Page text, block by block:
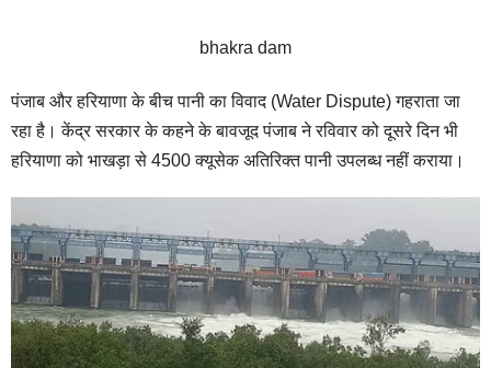
bhakra dam
पंजाब और हरियाणा के बीच पानी का विवाद (Water Dispute) गहराता जा
रहा है। केंद्र सरकार के कहने के बावजूद पंजाब ने रविवार को दूसरे दिन भी
हरियाणा को भाखड़ा से 4500 क्यूसेक अतिरिक्त पानी उपलब्ध नहीं कराया।